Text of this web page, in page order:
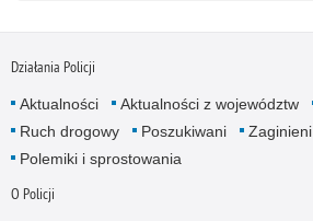
Działania Policji
Aktualności Aktualności z województw
Ruch drogowy
Poszukiwani Zaginieni
Polemiki i sprostowania
O Policji